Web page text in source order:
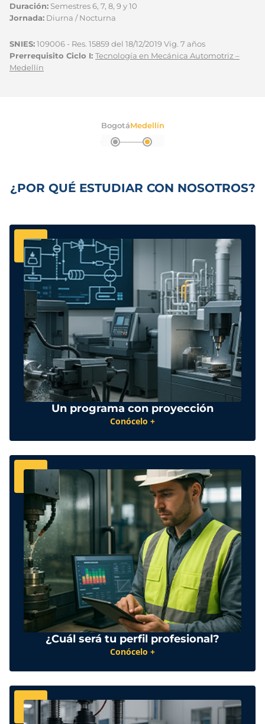
Duración: Semestres 6, 7, 8, 9 y 10
Jornada: Diurna / Nocturna
SNIES:109006 - Res. 15859 del 18/12/2019 Vig. 7 años
Prerrequisito Ciclo I: Tecnología en Mecánica Automotriz –
Medellín
BogotáMedellín
¿POR QUÉ ESTUDIAR CON NOSOTROS?
Un programa con proyección
Conócelo +
¿Cuál será tu perfil profesional?
Conócelo +